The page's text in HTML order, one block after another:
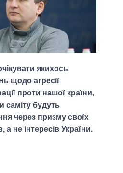
якихось
щодо агресії
проти нашої країни,
саміту будуть
через призму своїх
а не інтересів України.